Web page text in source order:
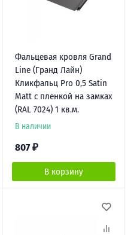
Фальцевая кровля Grand
Line (Гранд Лайн)
Кликфальц Pro 0,5 Satin
Мatt с пленкой на замках
(RAL 7024) 1 кв.м.
В наличии
807 ₽
В корзину